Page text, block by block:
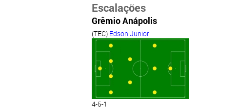
Escalações
Grêmio Anápolis
(TEC) Edson Junior
4-5-1